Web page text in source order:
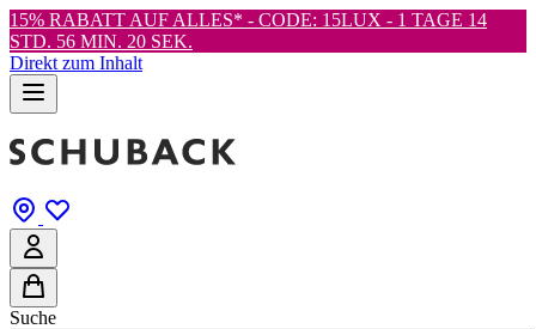
15% RABATT AUF ALLES* - CODE: 15LUX - 1 TAGE 14
STD. 56 MIN. 18 SEK.
Direkt zum Inhalt
Suche